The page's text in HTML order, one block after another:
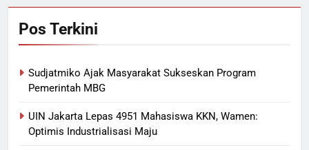
Pos Terkini
Sudjatmiko Ajak Masyarakat Sukseskan Program
Pemerintah MBG
UIN Jakarta Lepas 4951 Mahasiswa KKN, Wamen:
Optimis Industrialisasi Maju